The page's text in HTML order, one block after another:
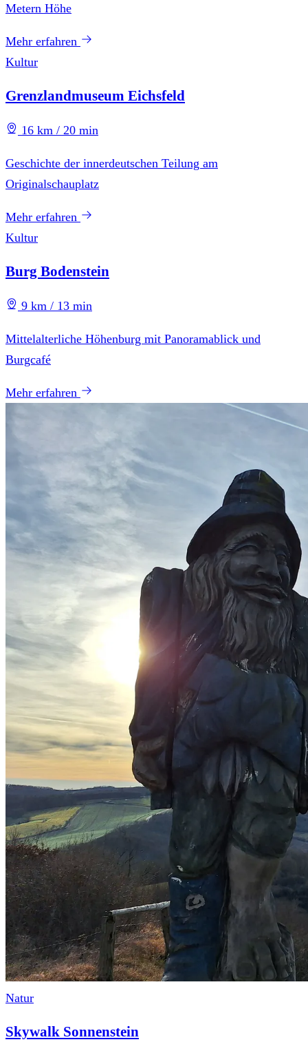
Metern Höhe
Mehr erfahren
Kultur
Grenzlandmuseum Eichsfeld
16 km / 20 min
Geschichte der innerdeutschen Teilung am
Originalschauplatz
Mehr erfahren
Kultur
Burg Bodenstein
9 km / 13 min
Mittelalterliche Höhenburg mit Panoramablick und
Burgcafé
Mehr erfahren
Natur
Skywalk Sonnenstein